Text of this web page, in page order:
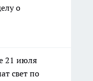
о
21 июля
свет по